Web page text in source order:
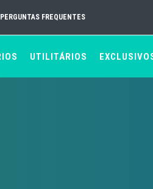
PERGUNTAS FREQUENTES
UTILITÁRIOS